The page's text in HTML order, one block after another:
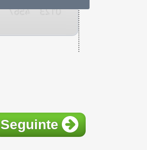
Seguinte